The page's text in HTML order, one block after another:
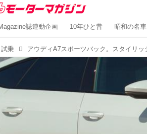
誌連動企画 10年ひと昔 昭和の名車
試乗